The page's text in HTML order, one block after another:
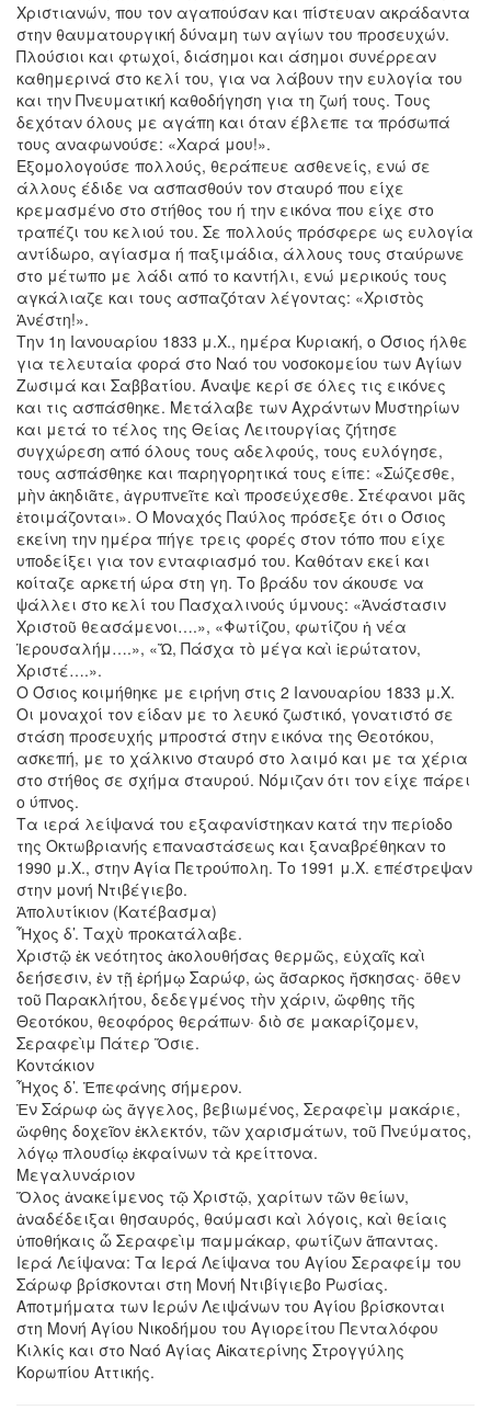
Χριστιανών, που τον αγαπούσαν και πίστευαν ακράδαντα
στην θαυματουργική δύναμη των αγίων του προσευχών.
Πλούσιοι και φτωχοί, διάσημοι και άσημοι συνέρρεαν
καθημερινά στο κελί του, για να λάβουν την ευλογία του
και την Πνευματική καθοδήγηση για τη ζωή τους. Τους
δεχόταν όλους με αγάπη και όταν έβλεπε τα πρόσωπά
τους αναφωνούσε: «Χαρά μου!».
Εξομολογούσε πολλούς, θεράπευε ασθενείς, ενώ σε
άλλους έδιδε να ασπασθούν τον σταυρό που είχε
κρεμασμένο στο στήθος του ή την εικόνα που είχε στο
τραπέζι του κελιού του. Σε πολλούς πρόσφερε ως ευλογία
αντίδωρο, αγίασμα ή παξιμάδια, άλλους τους σταύρωνε
στο μέτωπο με λάδι από το καντήλι, ενώ μερικούς τους
αγκάλιαζε και τους ασπαζόταν λέγοντας: «Χριστὸς
Ἀνέστη!».
Την 1η Ιανουαρίου 1833 μ.Χ., ημέρα Κυριακή, ο Όσιος ήλθε
για τελευταία φορά στο Ναό του νοσοκομείου των Αγίων
Ζωσιμά και Σαββατίου. Άναψε κερί σε όλες τις εικόνες
και τις ασπάσθηκε. Μετάλαβε των Αχράντων Μυστηρίων
και μετά το τέλος της Θείας Λειτουργίας ζήτησε
συγχώρεση από όλους τους αδελφούς, τους ευλόγησε,
τους ασπάσθηκε και παρηγορητικά τους είπε: «Σώζεσθε,
μὴν ἀκηδιᾶτε, ἀγρυπνεῖτε καὶ προσεύχεσθε. Στέφανοι μᾶς
ἑτοιμάζονται». Ο Μοναχός Παύλος πρόσεξε ότι ο Όσιος
εκείνη την ημέρα πήγε τρεις φορές στον τόπο που είχε
υποδείξει για τον ενταφιασμό του. Καθόταν εκεί και
κοίταζε αρκετή ώρα στη γη. Το βράδυ τον άκουσε να
ψάλλει στο κελί του Πασχαλινούς ύμνους: «Ἀνάστασιν
Χριστοῦ θεασάμενοι….», «Φωτίζου, φωτίζου ἡ νέα
Ἱερουσαλήμ….», «Ὤ, Πάσχα τὸ μέγα καὶ ἱερώτατον,
Χριστέ….».
Ο Όσιος κοιμήθηκε με ειρήνη στις 2 Ιανουαρίου 1833 μ.Χ.
Οι μοναχοί τον είδαν με το λευκό ζωστικό, γονατιστό σε
στάση προσευχής μπροστά στην εικόνα της Θεοτόκου,
ασκεπή, με το χάλκινο σταυρό στο λαιμό και με τα χέρια
στο στήθος σε σχήμα σταυρού. Νόμιζαν ότι τον είχε πάρει
ο ύπνος.
Τα ιερά λείψανά του εξαφανίστηκαν κατά την περίοδο
της Οκτωβριανής επαναστάσεως και ξαναβρέθηκαν το
1990 μ.Χ., στην Αγία Πετρούπολη. Το 1991 μ.Χ. επέστρεψαν
στην μονή Ντιβέγιεβο.
Ἀπολυτίκιον (Κατέβασμα)
Ἦχος δ’. Ταχὺ προκατάλαβε.
Χριστῷ ἐκ νεότητος ἀκολουθήσας θερμῶς, εὐχαῖς καὶ
δεήσεσιν, ἐν τῇ ἐρήμῳ Σαρώφ, ὡς ἄσαρκος ἤσκησας· ὅθεν
τοῦ Παρακλήτου, δεδεγμένος τὴν χάριν, ὤφθης τῆς
Θεοτόκου, θεοφόρος θεράπων· διὸ σε μακαρίζομεν,
Σεραφεὶμ Πάτερ Ὅσιε.
Κοντάκιον
Ἦχος δ’. Ἐπεφάνης σήμερον.
Ἐν Σάρωφ ὡς ἄγγελος, βεβιωμένος, Σεραφεὶμ μακάριε,
ὤφθης δοχεῖον ἐκλεκτόν, τῶν χαρισμάτων, τοῦ Πνεύματος,
λόγῳ πλουσίῳ ἐκφαίνων τὰ κρείττονα.
Μεγαλυνάριον
Ὅλος ἀνακείμενος τῷ Χριστῷ, χαρίτων τῶν θείων,
ἀναδέδειξαι θησαυρός, θαύμασι καὶ λόγοις, καὶ θείαις
ὑποθήκαις ὦ Σεραφεὶμ παμμάκαρ, φωτίζων ἅπαντας.
Ιερά Λείψανα: Τα Ιερά Λείψανα του Αγίου Σεραφείμ του
Σάρωφ βρίσκονται στη Μονή Ντιβίγιεβο Ρωσίας.
Αποτμήματα των Ιερών Λειψάνων του Αγίου βρίσκονται
στη Μονή Αγίου Νικοδήμου του Αγιορείτου Πενταλόφου
Κιλκίς και στο Ναό Αγίας Αἰκατερίνης Στρογγύλης
Κορωπίου Αττικής.